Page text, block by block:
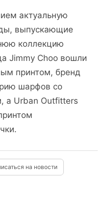
актуальную
выпускающие
коллекцию
Jimmy Choo вошли
принтом, бренд
шарфов со
а Urban Outfitters
на новости